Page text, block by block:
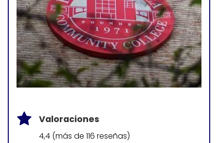
Valoraciones
4,4 (más de 116 reseñas)